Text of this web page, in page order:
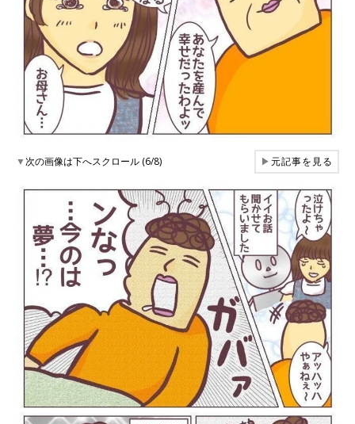
▼次の画像は下へスクロール (6/8) ▶元記事を見る